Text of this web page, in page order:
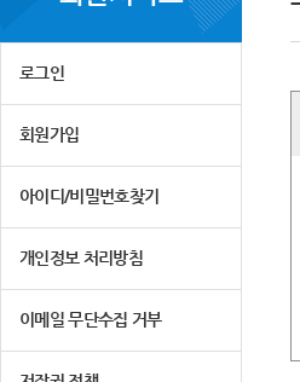
로그인
회원가입
아이디/비밀번호찾기
개인정보 처리방침
이메일 무단수집 거부